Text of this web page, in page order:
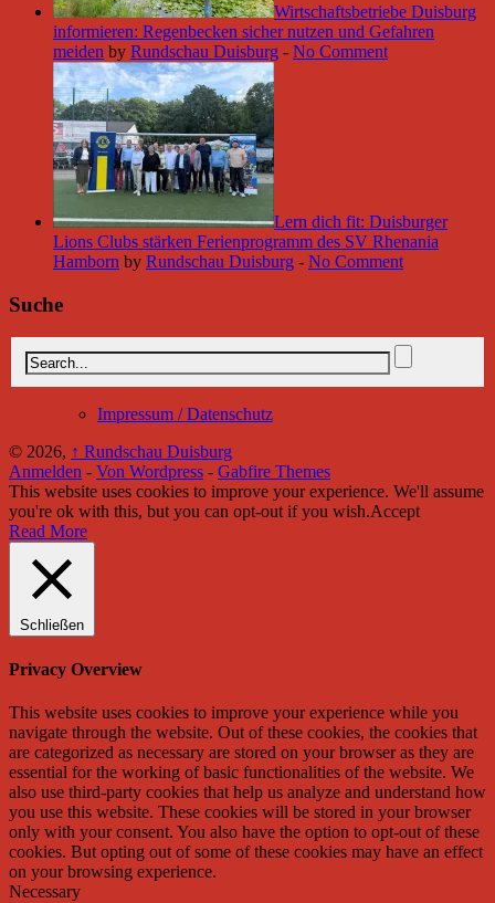
Wirtschaftsbetriebe Duisburg
informieren: Regenbecken sicher nutzen und Gefahren
meiden by Rundschau Duisburg - No Comment
Lern dich fit: Duisburger
Lions Clubs stärken Ferienprogramm des SV Rhenania
Hamborn by Rundschau Duisburg - No Comment
Suche
Impressum / Datenschutz
© 2026, ↑ Rundschau Duisburg
Anmelden - Von Wordpress - Gabfire Themes
This website uses cookies to improve your experience. We'll assume
you're ok with this, but you can opt-out if you wish.Accept
Read More
Schließen
Privacy Overview
This website uses cookies to improve your experience while you
navigate through the website. Out of these cookies, the cookies that
are categorized as necessary are stored on your browser as they are
essential for the working of basic functionalities of the website. We
also use third-party cookies that help us analyze and understand how
you use this website. These cookies will be stored in your browser
only with your consent. You also have the option to opt-out of these
cookies. But opting out of some of these cookies may have an effect
on your browsing experience.
Necessary